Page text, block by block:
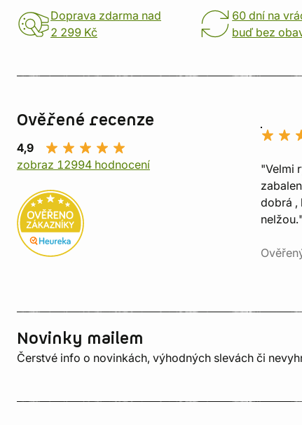
Doprava zdarma nad
2 299 Kč
60 dní na
buď bez
Ověřené recenze
4,9
zobraz 12994 hodnocení
"Velmi
dobrá ,
nelžou."
Novinky mailem
Čerstvé info o novinkách, výhodných slevách či